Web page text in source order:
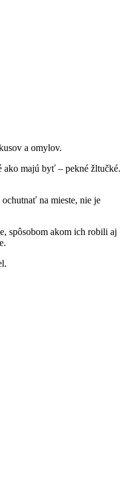
a omylov.
ako majú byť – pekné žltučké.
na mieste, nie je
spôsobom akom ich robili aj